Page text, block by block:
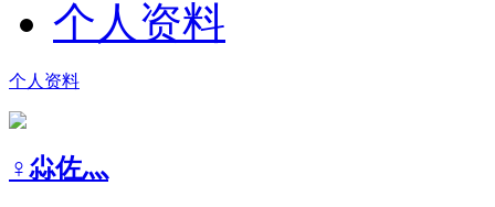
个人资料
个人资料
♀尛佐灬